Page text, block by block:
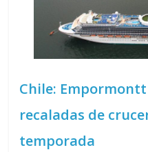
Chile:
recaladas de
temporada